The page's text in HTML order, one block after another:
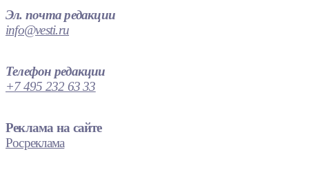
Эл. почта редакции
info@vesti.ru
Телефон редакции
+7 495 232 63 33
Реклама на сайте
Росреклама